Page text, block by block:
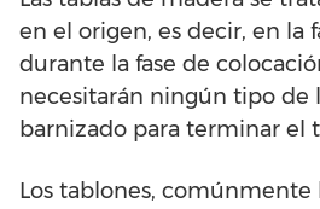
en el origen, es decir, en la
durante la fase de
necesitarán ningún tipo de
barnizado para terminar el
Los tablones, comúnmente